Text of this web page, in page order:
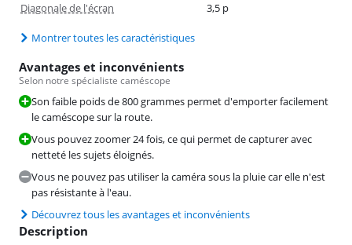
Diagonale de l'écran 3,5 p
Montrer toutes les caractéristiques
Avantages et inconvénients
Selon notre spécialiste caméscope
Son faible poids de 800 grammes permet d'emporter facilement
le caméscope sur la route.
Vous pouvez zoomer 24 fois, ce qui permet de capturer avec
netteté les sujets éloignés.
Vous ne pouvez pas utiliser la caméra sous la pluie car elle n'est
pas résistante à l'eau.
Découvrez tous les avantages et inconvénients
Description